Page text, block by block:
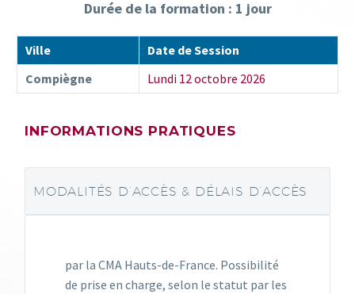
Durée de la formation : 1 jour
Ville
Date de Session
Compiègne
Lundi 12 octobre 2026
INFORMATIONS PRATIQUES
MODALITÉS D’ACCÈS & DÉLAIS D’ACCÈS
par la CMA Hauts-de-France. Possibilité
de prise en charge, selon le statut par les